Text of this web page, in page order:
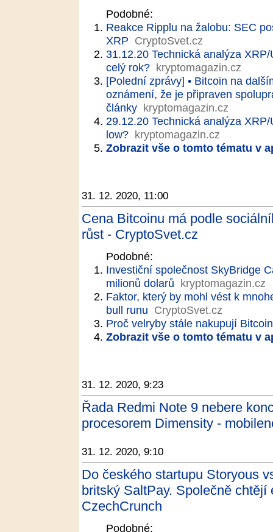
Podobné:
Reakce Ripplu na žalobu: SEC
XRP CryptoSvet.cz
31.12.20 Technická analýza
celý rok? kryptomagazin.cz
[Polední zprávy] • Bitcoin na
oznámení, že je připraven
články kryptomagazin.cz
29.12.20 Technická analýza
low? kryptomagazin.cz
Zobrazit vše o tomto tématu v
31. 12. 2020, 11:00
Cena Bitcoinu má podle
růst - CryptoSvet.cz
Podobné:
Investiční společnost SkyBridge
milionů dolarů kryptomagazin.cz
Faktor, který by mohl vést k
bull runu CryptoSvet.cz
Proč velryby stále nakupují
Zobrazit vše o tomto tématu v
31. 12. 2020, 9:23
Řada Redmi Note 9 nebere
procesorem Dimensity -
31. 12. 2020, 9:10
Do českého startupu Storyous
britský SaltPay. Společně chtějí
CzechCrunch
Podobné: